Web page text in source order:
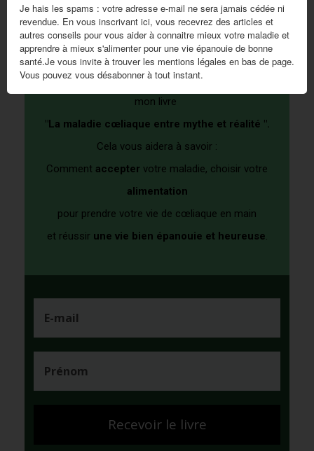
Merci d'avoir lu cet article !
En complément, veuillez recevoir gratuitement
mon livre
"La maladie cœliaque entre mythe et réalité ".
Cela vous aidera à savoir :
Comment accepter votre maladie, choisir votre
alimentation
pour prendre votre vie de cœliaque en main
et réussir une vie bien épanouie et heureuse.
Recevoir le livre
Je hais les spams : votre adresse e-mail ne sera jamais cédée ni
revendue. En vous inscrivant ici, vous recevrez des articles et
autres conseils pour vous aider à connaitre mieux votre maladie et
apprendre à mieux s'alimenter pour une vie épanouie de bonne
santé.Je vous invite à trouver les mentions légales en bas de page.
Vous pouvez vous désabonner à tout instant.